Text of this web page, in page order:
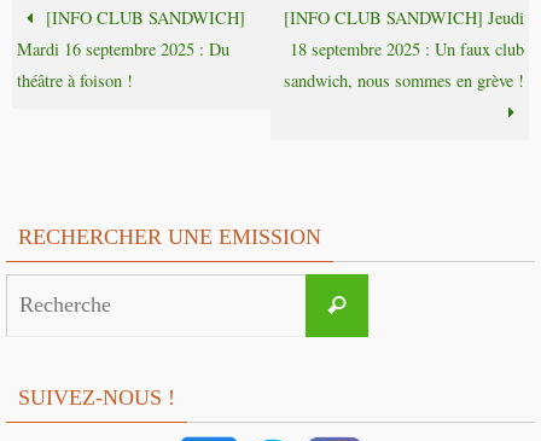
[INFO CLUB SANDWICH]
Mardi 16 septembre 2025 : Du
théâtre à foison !
[INFO CLUB SANDWICH] Jeudi
18 septembre 2025 : Un faux club
sandwich, nous sommes en grève !
RECHERCHER UNE EMISSION
Recherche
SUIVEZ-NOUS !